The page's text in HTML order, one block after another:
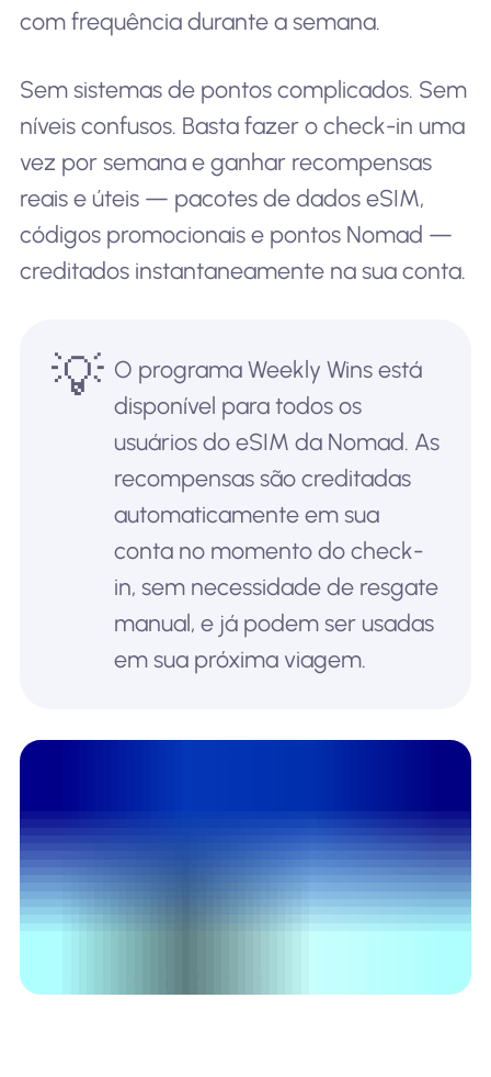
com frequência durante a semana.
Sem sistemas de pontos complicados. Sem
níveis confusos. Basta fazer o check-in uma
vez por semana e ganhar recompensas
reais e úteis — pacotes de dados eSIM,
códigos promocionais e pontos Nomad —
creditados instantaneamente na sua conta.
💡 O programa Weekly Wins está
disponível para todos os
usuários do eSIM da Nomad. As
recompensas são creditadas
automaticamente em sua
conta no momento do check-
in, sem necessidade de resgate
manual, e já podem ser usadas
em sua próxima viagem.